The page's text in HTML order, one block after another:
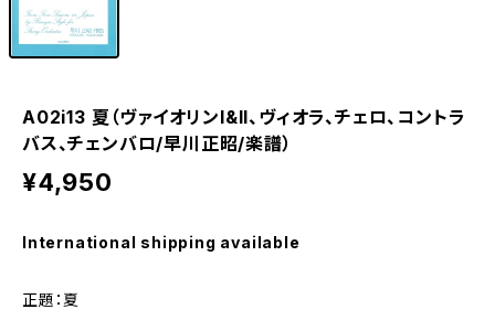
A02i13 夏（ヴァイオリンI&II、ヴィオラ、チェロ、コントラ
バス、チェンバロ/早川正昭/楽譜）
¥4,950
International shipping available
正題：夏